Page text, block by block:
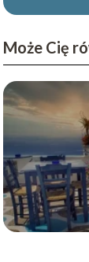
Może Cię